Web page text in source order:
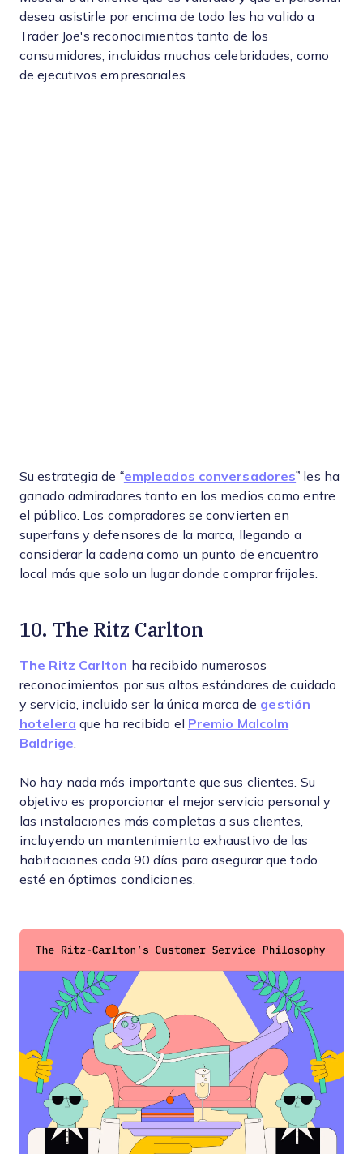
desea asistirle por encima de todo les ha valido a
Trader Joe's reconocimientos tanto de los
consumidores, incluidas muchas celebridades, como
de ejecutivos empresariales.
Su estrategia de “empleados conversadores” les ha
ganado admiradores tanto en los medios como entre
el público. Los compradores se convierten en
superfans y defensores de la marca, llegando a
considerar la cadena como un punto de encuentro
local más que solo un lugar donde comprar frijoles.
10. The Ritz Carlton
The Ritz Carlton ha recibido numerosos
reconocimientos por sus altos estándares de cuidado
y servicio, incluido ser la única marca de gestión
hotelera que ha recibido el Premio Malcolm
Baldrige
No hay nada más importante que sus clientes. Su
objetivo es proporcionar el mejor servicio personal y
las instalaciones más completas a sus clientes,
incluyendo un mantenimiento exhaustivo de las
habitaciones cada 90 días para asegurar que todo
esté en óptimas condiciones.